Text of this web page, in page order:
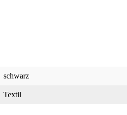
schwarz
Textil